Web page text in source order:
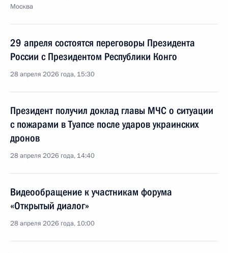
Москва
29 апреля состоятся переговоры Президента
России с Президентом Республики Конго
28 апреля 2026 года, 15:30
Президент получил доклад главы МЧС о ситуации
с пожарами в Туапсе после ударов украинских
дронов
28 апреля 2026 года, 14:40
Видеообращение к участникам форума
«Открытый диалог»
28 апреля 2026 года, 10:00